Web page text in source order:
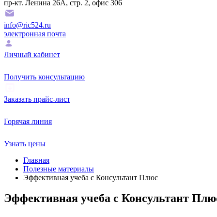
пр-кт. Ленина 26А, стр. 2, офис 306
info@ric524.ru
электронная почта
Личный кабинет
Получить консультацию
Заказать прайс-лист
Горячая линия
Узнать цены
Главная
Полезные материалы
Эффективная учеба с Консультант Плюс
Эффективная учеба с Консультант